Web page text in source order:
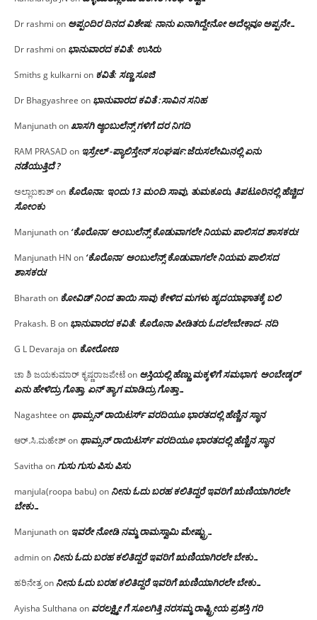
Dr rashmi on ಅಪ್ಪಂದಿರ ದಿನದ ವಿಶೇಷ: ನಾನು ಏನಾಗಿದ್ದೇನೋ‌ ಅದೆಲ್ಲವೂ ಅಪ್ಪನೇ…
Dr rashmi on ಭಾನುವಾರದ ಕವಿತೆ: ಉಸಿರು
Smiths g kulkarni on ಕವಿತೆ: ಸಣ್ಣ ಸೂಜಿ
Dr Bhagyashree on ಭಾನುವಾರದ ಕವಿತೆ :ಸಾವಿನ ಸನಿಹ
Manjunathonಖಾಸಗಿ ಆ್ಯಂಬುಲೆನ್ಸ್ ಗಳಿಗೆ ದರ ನಿಗದಿ
RAM PRASAD on ಇಸ್ರೇಲ್ -ಪ್ಯಾಲಿಸ್ತೇನ್ ಸಂಘರ್ಷ:ಜೆರುಸಲೇಮಿನಲ್ಲಿ ಏನು
ನಡೆಯುತ್ತಿದೆ ?
ಅಲ್ಲಾಬಕಾಶ್on ಕೊರೊನಾ: ಇಂದು 13 ಮಂದಿ ಸಾವು, ತುಮಕೂರು, ತಿಪಟೂರಿನಲ್ಲಿ ಹೆಚ್ಚಿದ
ಸೋಂಕು
Manjunathon ‘ಕೊರೊನಾ’ ಅಂಬುಲೆನ್ಸ್ ಕೊಡುವಾಗಲೇ ನಿಯಮ ಪಾಲಿಸದ ಶಾಸಕರು!
Manjunath HN on ‘ಕೊರೊನಾ’ ಅಂಬುಲೆನ್ಸ್ ಕೊಡುವಾಗಲೇ ನಿಯಮ ಪಾಲಿಸದ
ಶಾಸಕರು!
Bharathon ಕೋವಿಡ್ ನಿಂದ ತಾಯಿ ಸಾವು ಕೇಳಿದ ಮಗಳು ಹೃದಯಾಘಾತಕ್ಕೆ ಬಲಿ
Prakash. B on ಭಾನುವಾರದ ಕವಿತೆ: ಕೊರೊನಾ ಪೀಡಿತರು ಓದಲೇಬೇಕಾದ- ನದಿ
G L Devaraja on ಕೋರೋಣ
ಚಾ ಶಿ ಜಯಕುಮಾರ್ ಕೃಷ್ಣರಾಜಪೇಟೆon ಆಸ್ತಿಯಲ್ಲಿ ಹೆಣ್ಣು ಮಕ್ಕಳಿಗೆ ಸಮಭಾಗ; ಅಂಬೇಡ್ಕರ್
ಏನು ಹೇಳಿದ್ರು ಗೊತ್ತಾ, ಏನ್ ತ್ಯಾಗ ಮಾಡಿದ್ರು ಗೊತ್ತಾ…
Nagashtee on ಥಾಮ್ಸನ್ ರಾಯಿಟರ್ಸ್ ವರದಿಯೂ ಭಾರತದಲ್ಲಿ ಹೆಣ್ಣಿನ ಸ್ಥಾನ‌
ಆರ್.ಸಿ.ಮಹೇಶ್on ಥಾಮ್ಸನ್ ರಾಯಿಟರ್ಸ್ ವರದಿಯೂ ಭಾರತದಲ್ಲಿ ಹೆಣ್ಣಿನ ಸ್ಥಾನ‌
Savitha onಗುಸು ಗುಸು ಪಿಸು ಪಿಸು
manjula(roopa babu) on ನೀನು ಓದು ಬರಹ ಕಲಿತಿದ್ದರೆ ಇವರಿಗೆ ಋಣಿಯಾಗಿರಲೇ
ಬೇಕು…
Manjunathon ಇವರೇ‌ ನೋಡಿ‌ ನಮ್ಮ‌ ರಾಮಸ್ವಾಮಿ ಮೇಷ್ಟ್ರು…
adminon ನೀನು ಓದು ಬರಹ ಕಲಿತಿದ್ದರೆ ಇವರಿಗೆ ಋಣಿಯಾಗಿರಲೇ ಬೇಕು…
ಹರಿನೇತ್ರon ನೀನು ಓದು ಬರಹ ಕಲಿತಿದ್ದರೆ ಇವರಿಗೆ ಋಣಿಯಾಗಿರಲೇ ಬೇಕು…
Ayisha Sulthana on ವರಲಕ್ಷ್ಮೀ ಗೆ ಸೂಲಗಿತ್ತಿ ನರಸಮ್ಮ‌ ರಾಷ್ಟ್ರೀಯ ಪ್ರಶಸ್ತಿ ಗರಿ